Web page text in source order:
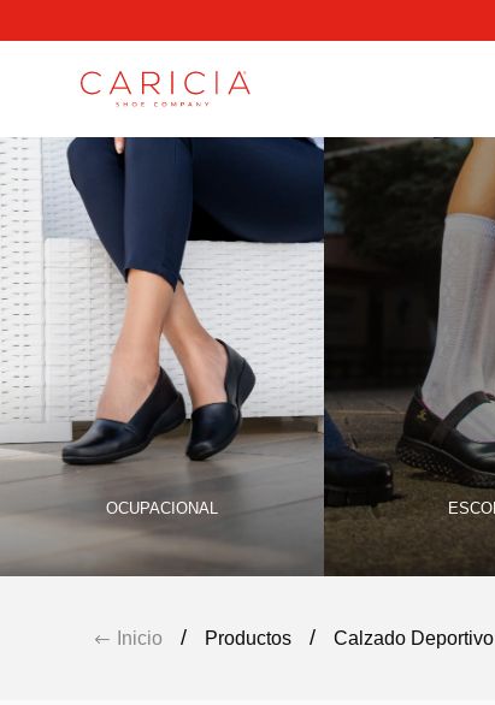
OCUPACIONAL
# Inicio / Productos / Calzado Deportivo